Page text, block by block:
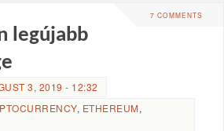
7 COMMENTS
legújabb
3, 2019 - 12:32
, ETHEREUM,